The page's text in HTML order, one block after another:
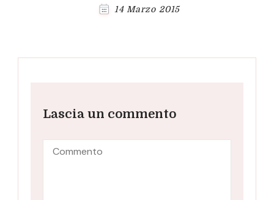
14 Marzo 2015
Lascia un commento